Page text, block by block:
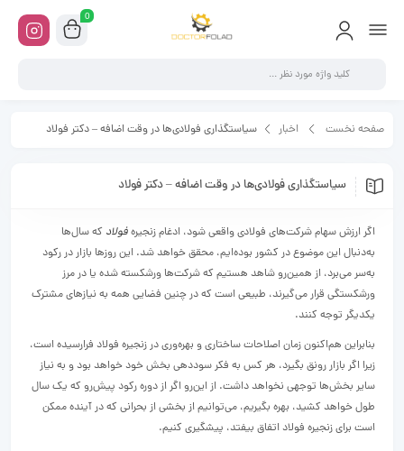
0
صفحه نخست اخبار سیاستگذاری فولادی‏‌ها در وقت اضافه – دکتر فولاد
سیاستگذاری فولادی‏‌ها در وقت اضافه – دکتر فولاد
اگر ارزش سهام شرکت‌‌های فولادی واقعی شود، ادغام زنجیرهفولاد که سال‌ها
به‌‌دنبال این موضوع در کشور بوده‌‌ایم، محقق خواهد شد. این روزها بازار در رکود
به‌‌سر می‌‌برد، از همین‌‌رو شاهد هستیم که شرکت‌‌ها ورشکسته شده یا در مرز
ورشکستگی قرار می‌گیرند، طبیعی است که در چنین فضایی همه به نیازهای مشترک
یکدیگر توجه ‌‌کنند.
بنابراین هم‌‌اکنون زمان اصلاحات ساختاری و بهره‌‌وری در زنجیره فولاد فرارسیده است،
زیرا اگر بازار رونق بگیرد، هر کس به فکر سوددهی بخش خود خواهد بود و به نیاز
سایر بخش‌ها توجهی نخواهد داشت. از این‌‌رو اگر از دوره رکود پیش‌‌رو که یک سال
طول خواهد کشید، بهره بگیریم، می‌توانیم از بخشی از بحرانی که در آینده ممکن
است برای زنجیره فولاد اتفاق بیفتد، پیشگیری کنیم.